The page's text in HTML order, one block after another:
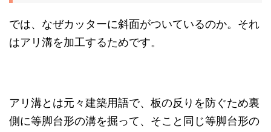
では、なぜカッターに斜面がついているのか。それ
はアリ溝を加工するためです。
アリ溝とは元々建築用語で、板の反りを防ぐため裏
側に等脚台形の溝を掘って、そこと同じ等脚台形の